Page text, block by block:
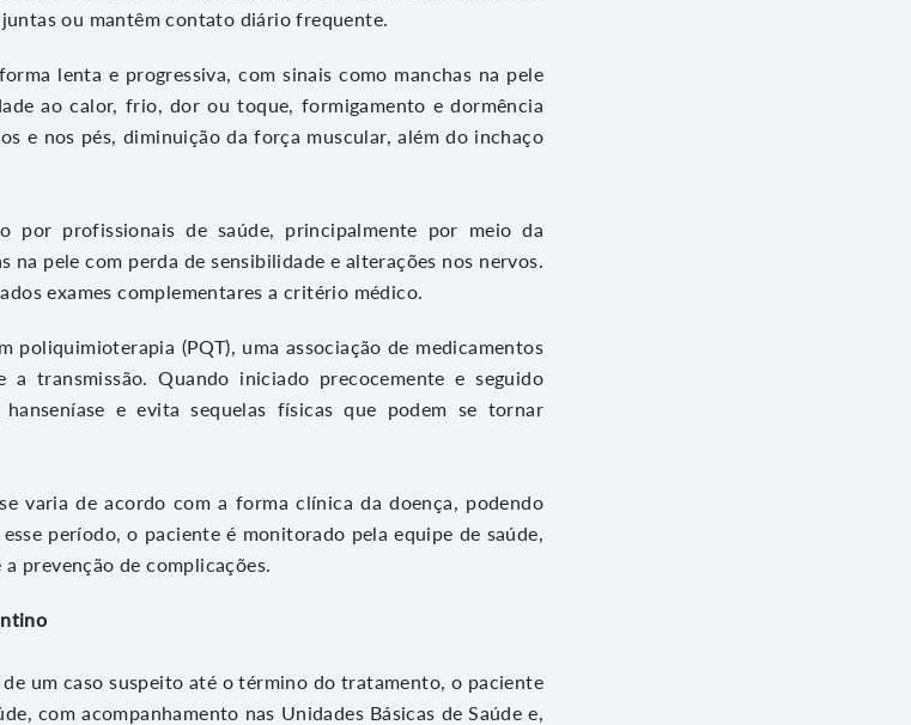
ou mantêm contato diário frequente.
lenta e progressiva, com sinais como manchas na pele
ao calor, frio, dor ou toque, formigamento e dormência
e nos pés, diminuição da força muscular, além do inchaço
por profissionais de saúde, principalmente por meio da
na pele com perda de sensibilidade e alterações nos nervos.
exames complementares a critério médico.
(PQT), uma associação de medicamentos
transmissão. Quando iniciado precocemente e seguido
e evita sequelas físicas que podem se tornar
varia de acordo com a forma clínica da doença, podendo
período, o paciente é monitorado pela equipe de saúde,
prevenção de complicações.
um caso suspeito até o término do tratamento, o paciente
com acompanhamento nas Unidades Básicas de Saúde e,